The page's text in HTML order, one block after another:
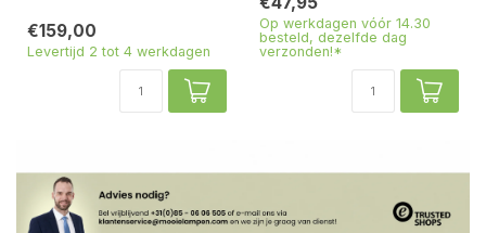
€159,00
Levertijd 2 tot 4 werkdagen
Op werkdagen vóór 14.30
besteld, dezelfde dag
verzonden!*